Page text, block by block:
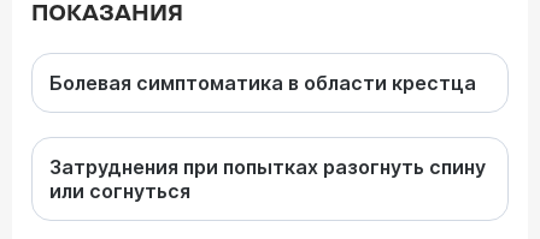
ПОКАЗАНИЯ
Болевая симптоматика в области крестца
Затруднения при попытках разогнуть спину
или согнуться